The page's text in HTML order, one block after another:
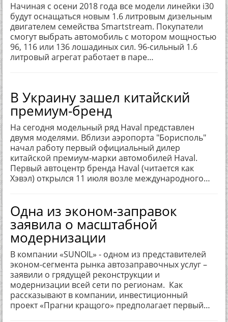
Начиная с осени 2018 года все модели линейки i30
будут оснащаться новым 1.6 литровым дизельным
двигателем семейства Smartstream. Покупатели
смогут выбрать автомобиль с мотором мощностью
96, 116 или 136 лошадиных сил. 96-сильный 1.6
литровый агрегат работает в паре…
В Украину зашел китайский
премиум-бренд
На сегодня модельный ряд Haval представлен
двумя моделями. Вблизи аэропорта "Борисполь"
начал работу первый официальный дилер
китайской премиум-марки автомобилей Haval.
Первый автоцентр бренда Haval (читается как
Хэвэл) открылся 11 июля возле международного…
Одна из эконом-заправок
заявила о масштабной
модернизации
В компании «SUNOIL» - одном из представителей
эконом-сегмента рынка автозаправочных услуг –
заявили о грядущей реконструкции и
модернизации всей сети по регионам. Как
рассказывают в компании, инвестиционный
проект «Прагни кращого» предполагает первый…